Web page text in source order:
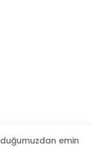
emin